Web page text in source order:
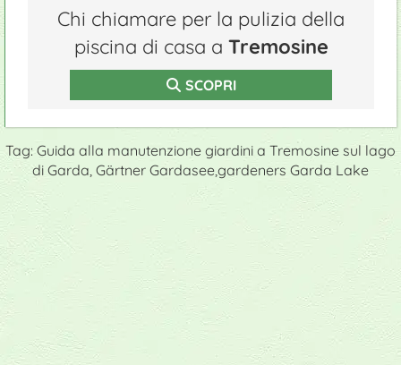
Chi chiamare per la pulizia della
piscina di casa a Tremosine
SCOPRI
Tag: Guida alla manutenzione giardini a Tremosine sul lago
di Garda, Gärtner Gardasee,gardeners Garda Lake